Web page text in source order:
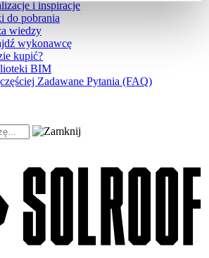
i inspiracje
do pobrania
wiedzy
wykonawcę
kupić?
BIM
Zadawane Pytania (FAQ)